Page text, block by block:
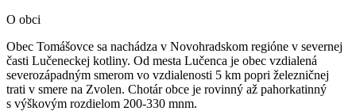
O obci
Obec Tomášovce sa nachádza v Novohradskom regióne v severnej
časti Lučeneckej kotliny. Od mesta Lučenca je obec vzdialená
severozápadným smerom vo vzdialenosti 5 km popri železničnej
trati v smere na Zvolen. Chotár obce je rovinný až pahorkatinný
s výškovým rozdielom 200-330 mnm.